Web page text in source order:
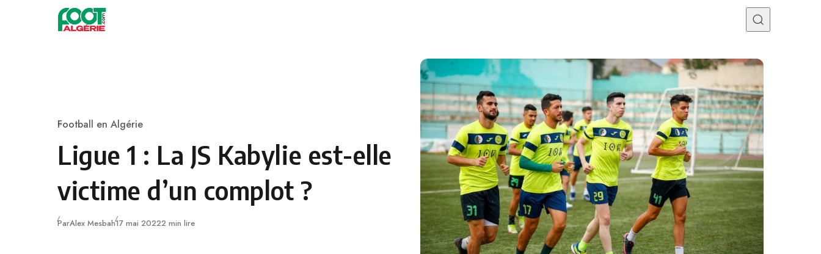
Skip to content
Category
Football en Algérie
Ligue 1 : La JS Kabylie est-elle
victime d’un complot ?
ParAlex MesbahPublié
17 mai 20222 min lire